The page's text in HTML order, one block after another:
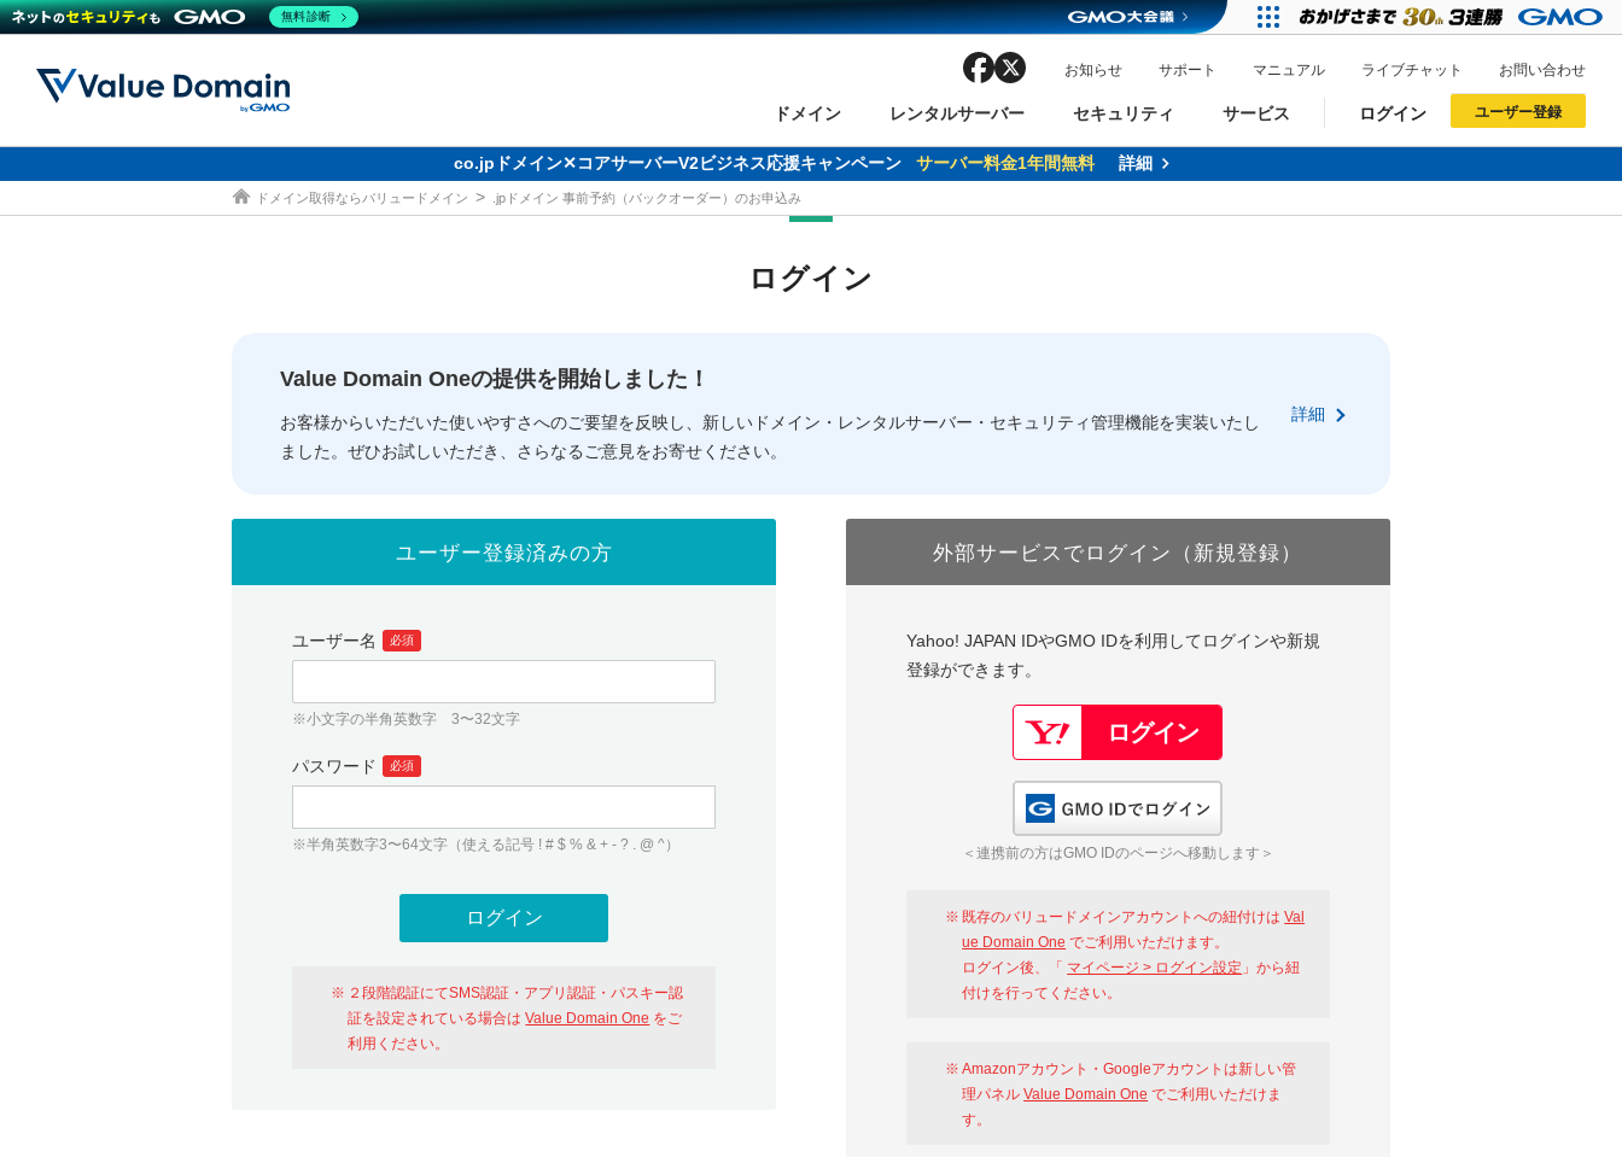
ドメイン
ドメイン ドメイン検索
ドメイン一括検索
人気ドメインの種類 WHOIS検索
レンタルサーバー
レンタルサーバー コアサーバー
セキュリティ
セキュリティ Value Domain ネットde診断
サービス
サービス お得意様割引
バリュードメインAPI
facebook お知らせ サポート マニュアル ライブチャット お問い合わせ
ログイン
従来のバリュードメインをご利用希望の方 おすすめ One レンタルサーバーを含む最新の機能を使う方
以下でもログイン可能
ユーザー登録
従来のバリュードメインをご利用希望の方 おすすめ One レンタルサーバーを含む最新の機能を使う方
以下でも登録可能
co.jpドメイン✕コアサーバーV2ビジネス応援キャンペーン サーバー料金1年間無料 詳細
ドメイン取得ならバリュードメイン .jpドメイン 事前予約（バックオーダー）のお申込み
ログイン
Value Domain Oneの提供を開始しました！
お客様からいただいた使いやすさへのご要望を反映し、新しいドメイン・レンタルサーバー・セキュリティ管理機能を実装いたし
ました。ぜひお試しいただき、さらなるご意見をお寄せください。
詳細
ユーザー登録済みの方
ユーザー名 必須
※小文字の半角英数字 3〜32文字
パスワード 必須
※半角英数字3〜64文字（使える記号 ! # $ % & + - ? . @ ^）
２段階認証にてSMS認証・アプリ認証・パスキー認
証を設定されている場合はValue Domain One をご
利用ください。
外部サービスでログイン（新規登録）
Yahoo! JAPAN IDやGMO IDを利用してログインや新規
登録ができます。
＜連携前の方はGMO IDのページへ移動します＞
既存のバリュードメインアカウントへの紐付けはVal
ue Domain One でご利用いただけます。
ログイン後、「 マイページ > ログイン設定 」から紐
付けを行ってください。
Amazonアカウント・Googleアカウントは新しい管
理パネルValue Domain One でご利用いただけま
す。
無料診断